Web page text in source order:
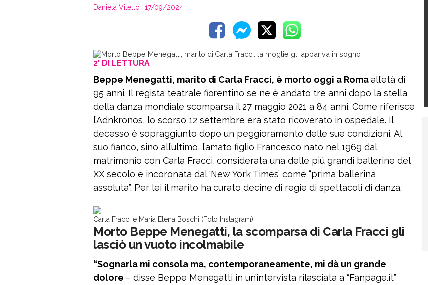
Daniela Vitello | 17/09/2024
2' DI LETTURA
Beppe Menegatti, marito di Carla Fracci, è morto oggi a Romaall’età di
95 anni. Il regista teatrale fiorentino se ne è andato tre anni dopo la stella
della danza mondiale scomparsa il 27 maggio 2021 a 84 anni. Come riferisce
l’Adnkronos, lo scorso 12 settembre era stato ricoverato in ospedale. Il
decesso è sopraggiunto dopo un peggioramento delle sue condizioni. Al
suo fianco, sino all’ultimo, l’amato figlio Francesco nato nel 1969 dal
matrimonio con Carla Fracci, considerata una delle più grandi ballerine del
XX secolo e incoronata dal ‘New York Times’ come “prima ballerina
assoluta”. Per lei il marito ha curato decine di regie di spettacoli di danza.
Carla Fracci e Maria Elena Boschi (Foto Instagram)
Morto Beppe Menegatti, la scomparsa di Carla Fracci gli
lasciò un vuoto incolmabile
“Sognarla mi consola ma, contemporaneamente, mi dà un grande
dolore – disse Beppe Menegatti in un’intervista rilasciata a “Fanpage.it”